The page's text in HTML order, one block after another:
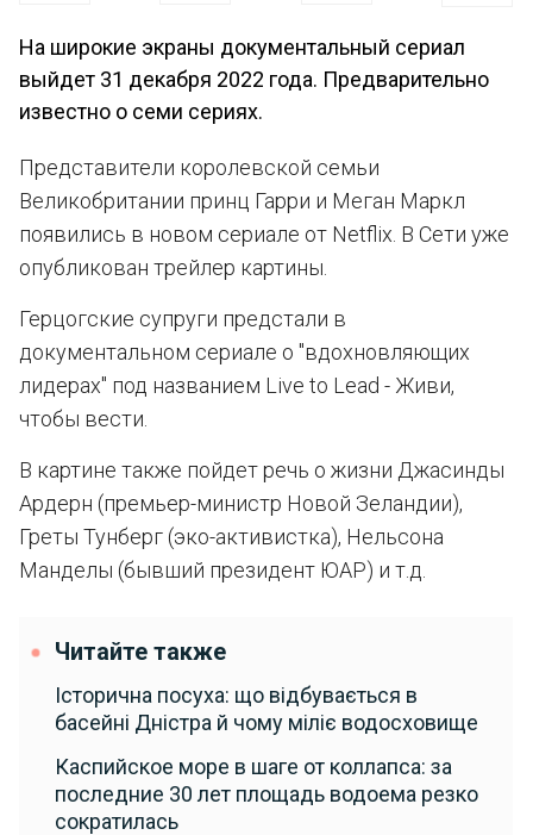
На широкие экраны документальный сериал
выйдет 31 декабря 2022 года. Предварительно
известно о семи сериях.
Представители королевской семьи
Великобритании принц Гарри и Меган Маркл
появились в новом сериале от Netflix. В Сети уже
опубликован трейлер картины.
Герцогские супруги предстали в
документальном сериале о "вдохновляющих
лидерах" под названием Live to Lead - Живи,
чтобы вести.
В картине также пойдет речь о жизни Джасинды
Ардерн (премьер-министр Новой Зеландии),
Греты Тунберг (эко-активистка), Нельсона
Манделы (бывший президент ЮАР) и т.д.
Читайте также
Історична посуха: що відбувається в
басейні Дністра й чому міліє водосховище
Каспийское море в шаге от коллапса: за
последние 30 лет площадь водоема резко
сократилась